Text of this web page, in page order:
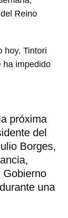
Reino
hoy, Tintori
ha impedido
próxima
del
Borges,
Gobierno
una